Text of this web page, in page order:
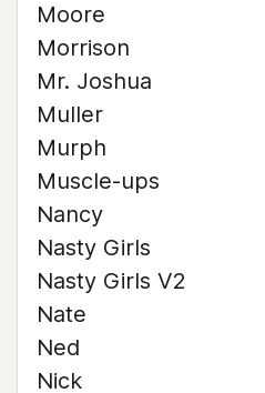
Moore
Morrison
Mr. Joshua
Muller
Murph
Muscle-ups
Nancy
Nasty Girls
Nasty Girls V2
Nate
Ned
Nick